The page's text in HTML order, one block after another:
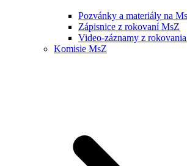
Pozvánky a materiály na
Zápisnice z rokovaní MsZ
Video-záznamy z
Komisie MsZ